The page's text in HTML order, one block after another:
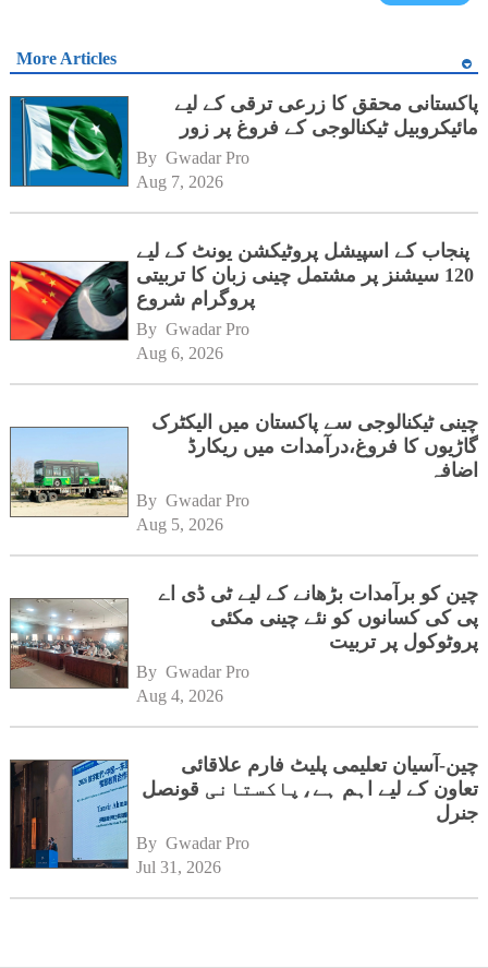
More Articles
پاکستانی محقق کا زرعی ترقی کے لیے
مائیکروبیل ٹیکنالوجی کے فروغ پر زور
By Gwadar Pro
Aug 7, 2026
پنجاب کے اسپیشل پروٹیکشن یونٹ کے لیے
120 سیشنز پر مشتمل چینی زبان کا تربیتی
پروگرام شروع
By Gwadar Pro
Aug 6, 2026
چینی ٹیکنالوجی سے پاکستان میں الیکٹرک
گاڑیوں کا فروغ،درآمدات میں ریکارڈ
اضافہ
By Gwadar Pro
Aug 5, 2026
چین کو برآمدات بڑھانے کے لیے ٹی ڈی اے
پی کی کسانوں کو نئے چینی مکئی
پروٹوکول پر تربیت
By Gwadar Pro
Aug 4, 2026
چین-آسیان تعلیمی پلیٹ فارم علاقائی
تعاون کے لیے اہم ہے،پاکستانی قونصل
جنرل
By Gwadar Pro
Jul 31, 2026